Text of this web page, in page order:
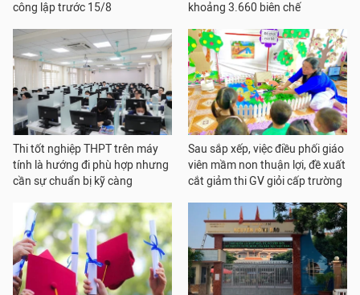
công lập trước 15/8 khoảng 3.660 biên chế
Thi tốt nghiệp THPT trên máy
tính là hướng đi phù hợp nhưng
cần sự chuẩn bị kỹ càng
Sau sắp xếp, việc điều phối giáo
viên mầm non thuận lợi, đề xuất
cắt giảm thi GV giỏi cấp trường